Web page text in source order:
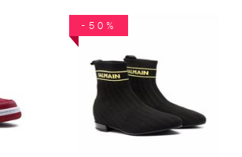
-50%